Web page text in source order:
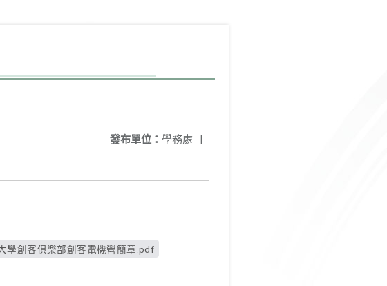
發布單位： 學務處 |
學創客俱樂部創客電機營簡章.pdf